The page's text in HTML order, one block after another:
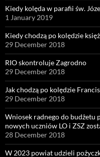
Kiedy kolęda w parafii św.
1 January 2019
Kiedy chodzą po kolędzie
29 December 2018
RIO skontroluje Zagrodno
29 December 2018
Jak chodzą po kolędzie
29 December 2018
Wniosek radnego do budżetu
nowych uczniów LO i ZSZ
28 December 2018
W 2023 powiat udzieli